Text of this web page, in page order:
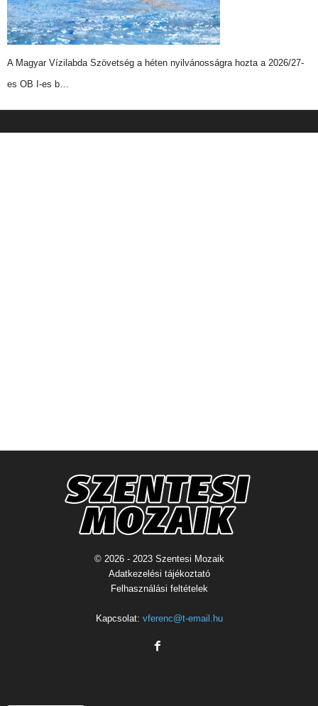
A Magyar Vízilabda Szövetség a héten nyilvánosságra hozta a 2026/27-
es OB I-es b…
© 2026 - 2023 Szentesi Mozaik
Adatkezelési tájékoztató
Felhasználási feltételek
Kapcsolat: vferenc@t-email.hu